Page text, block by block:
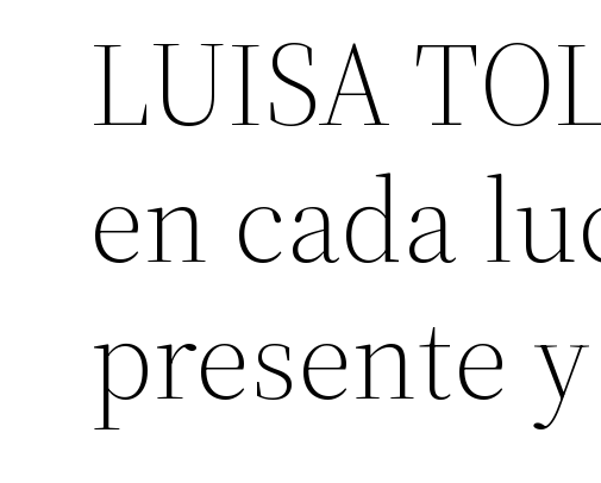
LUISA
en cada
presente